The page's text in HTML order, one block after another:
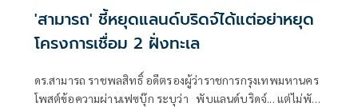
'สามารถ' ชี้หยุดแลนด์บริดจ์ได้แต่อย่าหยุด
โครงการเชื่อม 2 ฝั่งทะเล
ดร.สามารถ ราชพลสิทธิ์ อดีตรองผู้ว่าราชการกรุงเทพมหานคร
โพสต์ข้อความผ่านเฟซบุ๊ก ระบุว่า พับแลนด์บริดจ์... แต่ไม่พับ